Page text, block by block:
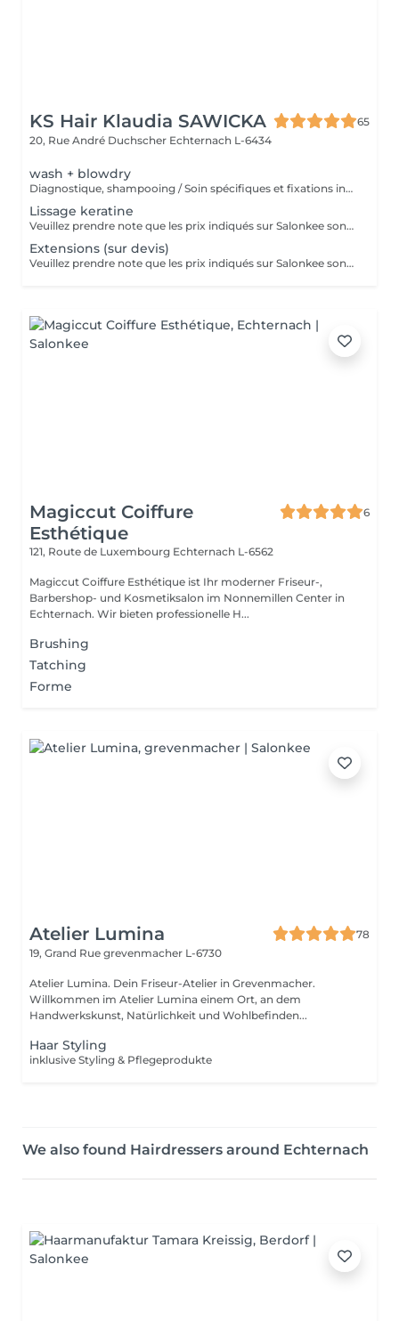
KS Hair Klaudia SAWICKA
65
20, Rue André Duchscher Echternach L-6434
wash + blowdry
Diagnostique, shampooing / Soin spécifiques et fixations inclus
Lissage keratine
Veuillez prendre note que les prix indiqués sur Salonkee sont communiqués à titre informatif et s'entendent de base. Ces derniers sont susceptibles de varier selon le diagnostic réalisé à votre arrivée au salon et l'expertise du professionnel à qui vous confiez votre beauté. Dans tous les cas, un devis précis vous sera proposé et toutes réalisations de prestations seront effectuées avec votre accord. Un grand merci d'avance pour votre compréhension. Au plaisir de vous revoir très vite.
Extensions (sur devis)
Veuillez prendre note que les prix indiqués sur Salonkee sont communiqués à titre informatif et s'entendent de base. Ces derniers sont susceptibles de varier selon le diagnostic réalisé à votre arrivée au salon et l'expertise du professionnel à qui vous confiez votre beauté. Dans tous les cas, un devis précis vous sera proposé et toutes réalisations de prestations seront effectuées avec votre accord. Un grand merci d'avance pour votre compréhension. Au plaisir de vous revoir très vite.
Magiccut Coiffure
Esthétique
6
121, Route de Luxembourg Echternach L-6562
Magiccut Coiffure Esthétique ist Ihr moderner Friseur-,
Barbershop- und Kosmetiksalon im Nonnemillen Center in
Echternach. Wir bieten professionelle H...
Brushing
Tatching
Forme
Atelier Lumina
78
19, Grand Rue grevenmacher L-6730
Atelier Lumina. Dein Friseur-Atelier in Grevenmacher.
Willkommen im Atelier Lumina einem Ort, an dem
Handwerkskunst, Natürlichkeit und Wohlbefinden...
Haar Styling
inklusive Styling & Pflegeprodukte
We also found Hairdressers around Echternach